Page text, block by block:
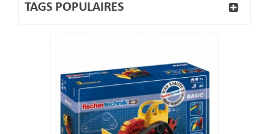
TAGS POPULAIRES